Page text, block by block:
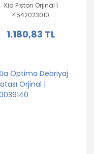
Kia Piston Orjinal |
4542023010
1.180,83 TL